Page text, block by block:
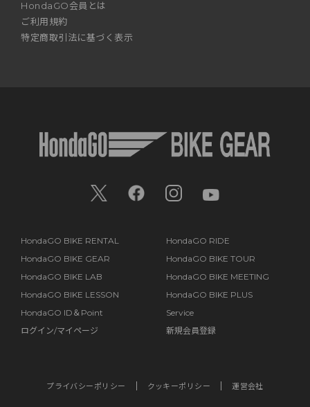
HondaGO会員とは
ご利用規約
特定商取引法に基づく表示
HondaGO BIKE RENTAL
HondaGO RIDE
HondaGO BIKE GEAR
HondaGO BIKE TOUR
HondaGO BIKE LAB
HondaGO BIKE MEETING
HondaGO BIKE LESSON
HondaGO BIKE PLUS
HondaGO ID＆Point
Service
ログイン/マイページ
新規会員登録
プライバシーポリシー クッキーポリシー 運営会社